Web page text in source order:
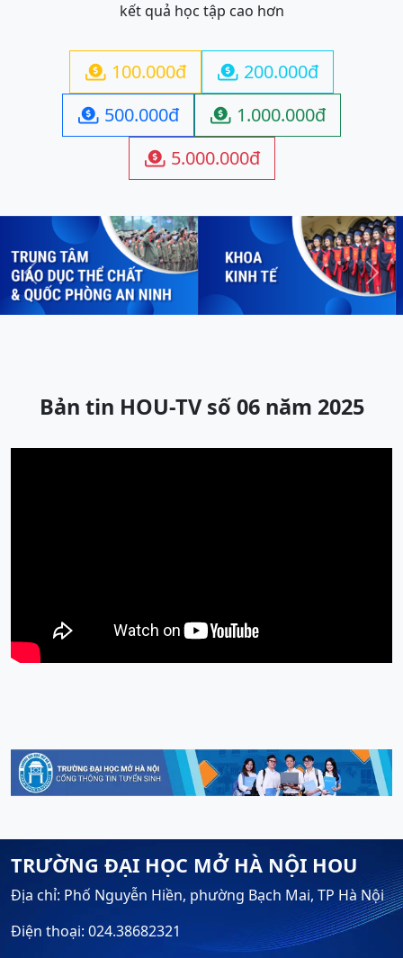
kết quả học tập cao hơn
 100.000đ  200.000đ
 500.000đ  1.000.000đ
 5.000.000đ
Previous Next
Bản tin HOU-TV số 06 năm 2025
TRƯỜNG ĐẠI HỌC MỞ HÀ NỘI HOU
Địa chỉ: Phố Nguyễn Hiền, phường Bạch Mai, TP Hà Nội
Điện thoại: 024.38682321